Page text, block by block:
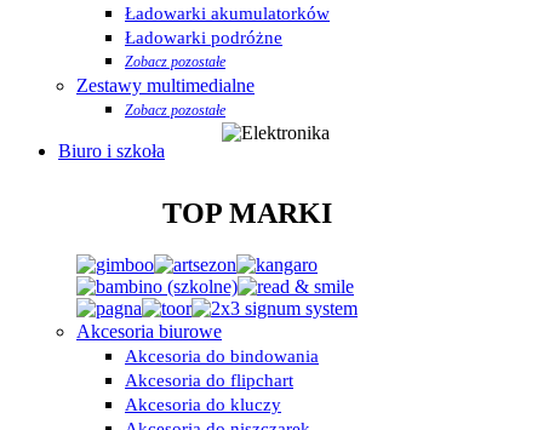
Ładowarki akumulatorków
Ładowarki podróżne
Zobacz pozostałe
Zestawy multimedialne
Zobacz pozostałe
Biuro i szkoła
TOP MARKI
Akcesoria biurowe
Akcesoria do bindowania
Akcesoria do flipchart
Akcesoria do kluczy